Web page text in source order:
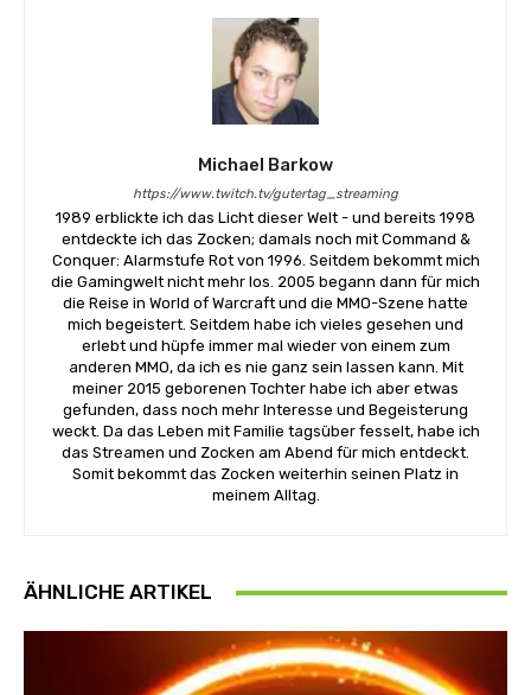
Michael Barkow
https://www.twitch.tv/gutertag_streaming
1989 erblickte ich das Licht dieser Welt - und bereits 1998
entdeckte ich das Zocken; damals noch mit Command &
Conquer: Alarmstufe Rot von 1996. Seitdem bekommt mich
die Gamingwelt nicht mehr los. 2005 begann dann für mich
die Reise in World of Warcraft und die MMO-Szene hatte
mich begeistert. Seitdem habe ich vieles gesehen und
erlebt und hüpfe immer mal wieder von einem zum
anderen MMO, da ich es nie ganz sein lassen kann. Mit
meiner 2015 geborenen Tochter habe ich aber etwas
gefunden, dass noch mehr Interesse und Begeisterung
weckt. Da das Leben mit Familie tagsüber fesselt, habe ich
das Streamen und Zocken am Abend für mich entdeckt.
Somit bekommt das Zocken weiterhin seinen Platz in
meinem Alltag.
ÄHNLICHE ARTIKEL